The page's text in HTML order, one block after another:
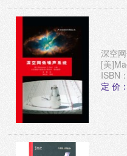
深空
[美
ISBN
定 价